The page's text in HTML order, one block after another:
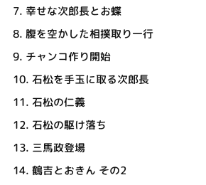
7. 幸せな次郎長とお蝶
8. 腹を空かした相撲取り一行
9. チャンコ作り開始
10. 石松を手玉に取る次郎長
11. 石松の仁義
12. 石松の駆け落ち
13. 三馬政登場
14. 鶴吉とおきん その2